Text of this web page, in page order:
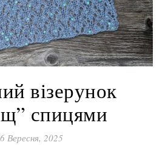
візерунок
спицями
Вересня, 2025